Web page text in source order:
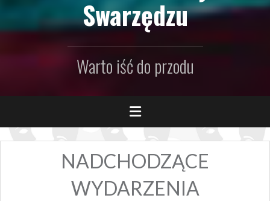
Swarzędzu
Warto iść do przodu
NADCHODZĄCE
WYDARZENIA